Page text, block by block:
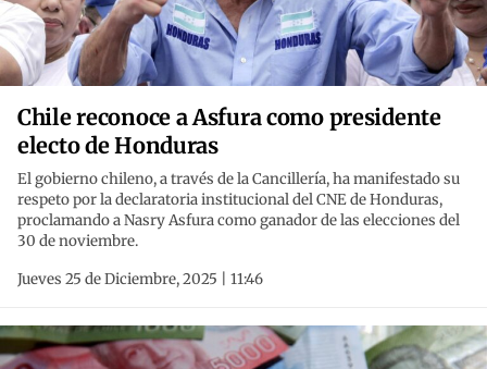
Chile reconoce a Asfura como presidente
electo de Honduras
El gobierno chileno, a través de la Cancillería, ha manifestado su
respeto por la declaratoria institucional del CNE de Honduras,
proclamando a Nasry Asfura como ganador de las elecciones del
30 de noviembre.
Jueves 25 de Diciembre, 2025 | 11:46